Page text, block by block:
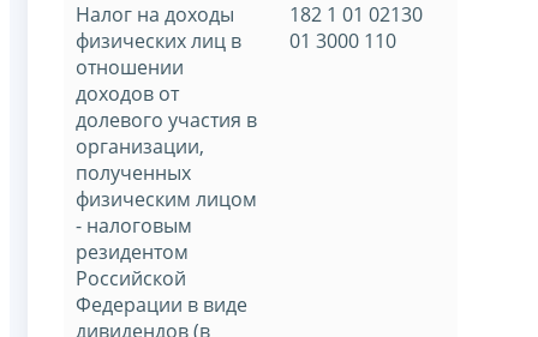
Налог на доходы
физических лиц в
отношении
доходов от
долевого участия в
организации,
полученных
физическим лицом
- налоговым
резидентом
Российской
Федерации в виде
дивидендов (в
182 1 01 02130
01 3000 110